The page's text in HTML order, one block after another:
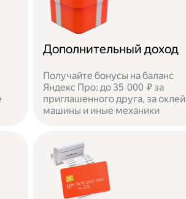
Дополнительный доход
Получайте бонусы на баланс
Яндекс Про: до 35 000 ₽ за
приглашенного друга, за
машины и иные механики